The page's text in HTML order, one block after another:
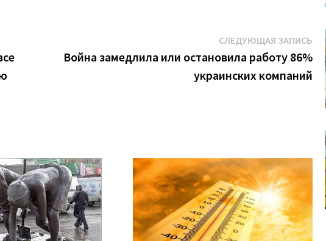
СЛЕДУЮЩАЯ ЗАПИСЬ
Война замедлила или остановила работу 86%
украинских компаний